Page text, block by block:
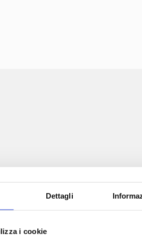
Dettagli
i cookie
Torino (TO)